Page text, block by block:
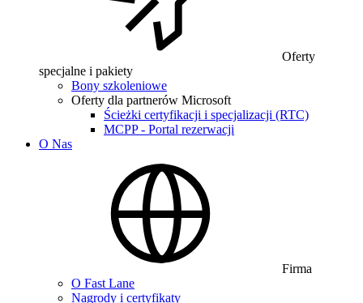
Oferty
specjalne i pakiety
Bony szkoleniowe
Oferty dla partnerów Microsoft
Ścieżki certyfikacji i specjalizacji (RTC)
MCPP - Portal rezerwacji
O Nas
Firma
O Fast Lane
Nagrody i certyfikaty